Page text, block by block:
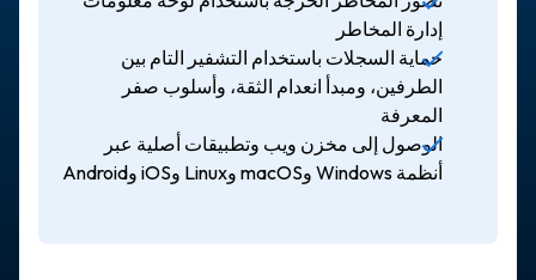
إدارة المخاطر
حماية السجلات باستخدام التشفير التام بين
الطرفين، ومبدأ انعدام الثقة، وأسلوب صفر
المعرفة
الوصول إلى مخزن ويب وتطبيقات أصلية عبر
أنظمة Windows وmacOS وLinux وiOS وAndroid